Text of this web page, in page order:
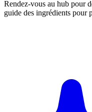
Rendez-vous au hub pour
guide des ingrédients pour